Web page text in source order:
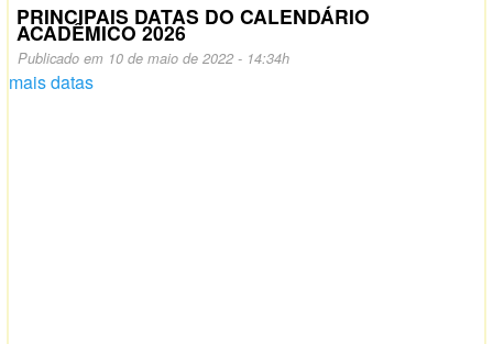
PRINCIPAIS DATAS DO CALENDÁRIO
ACADÊMICO 2026
Publicado em 10 de maio de 2022 - 14:34h
mais datas